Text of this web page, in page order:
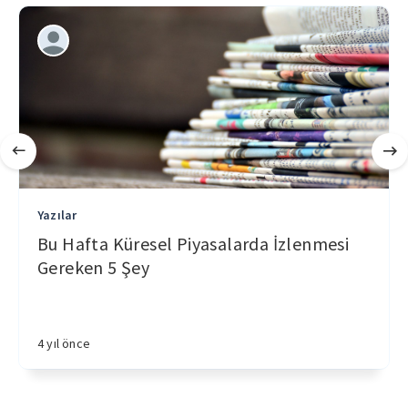
Yazılar
Bu Hafta Küresel Piyasalarda İzlenmesi
Gereken 5 Şey
4 yıl önce